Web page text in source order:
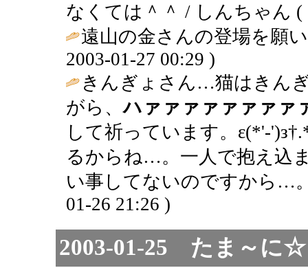
なくては＾＾ / しんちゃん (
遠山の金さんの登場を願
2003-01-27 00:29 )
きんぎょさん…猫はきん
がら、ハァァァァァァァァ
して祈っています。ε(*'-
るからね…。一人で抱え込
い事してないのですから
01-26 21:26 )
2003-01-25 たま～に